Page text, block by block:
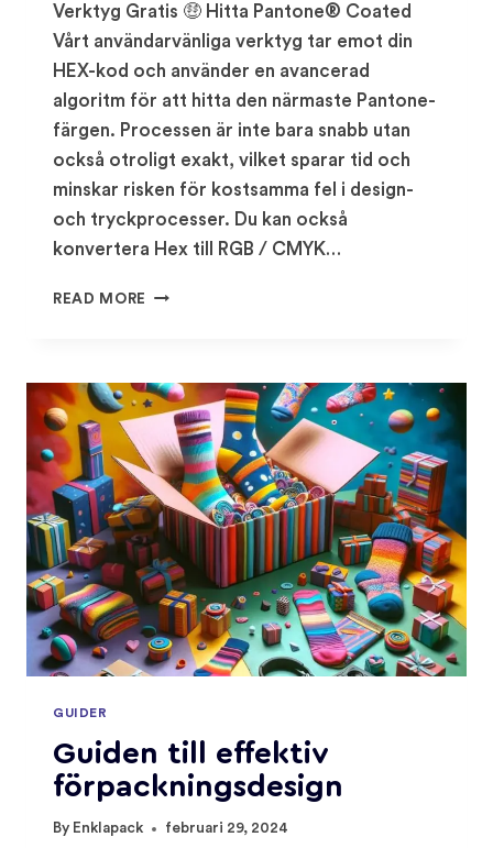
Verktyg Gratis 🤑 Hitta Pantone® Coated
Vårt användarvänliga verktyg tar emot din
HEX-kod och använder en avancerad
algoritm för att hitta den närmaste Pantone-
färgen. Processen är inte bara snabb utan
också otroligt exakt, vilket sparar tid och
minskar risken för kostsamma fel i design-
och tryckprocesser. Du kan också
konvertera Hex till RGB / CMYK…
READ MORE VERKTYG:
TILL
PANTONE®
COATED
GUIDER
Guiden till effektiv
förpackningsdesign
By Enklapack februari 29, 2024